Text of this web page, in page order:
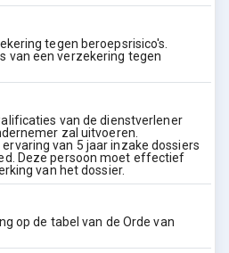
tegen beroepsrisico's.
van een verzekering tegen
van de dienstverlener
zal uitvoeren.
van 5 jaar inzake dossiers
Deze persoon moet effectief
van het dossier.
op de tabel van de Orde van